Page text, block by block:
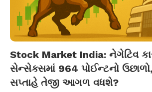
Stock Market India: નેગેટિવ
સેન્સેક્સમાં 964 પોઈન્ટનો
સપ્તાહે તેજી આગળ વધશે?